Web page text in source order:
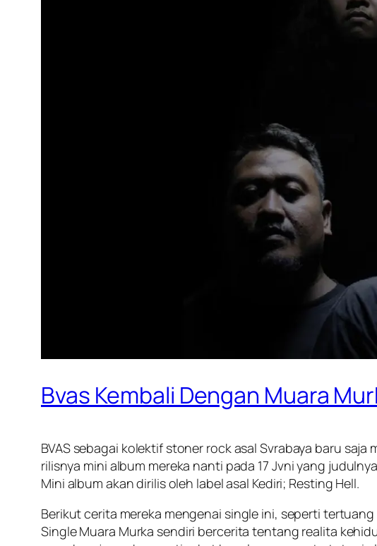
Bvas Kembali Dengan Muara
BVAS sebagai kolektif stoner rock asal Svrabaya baru
rilisnya mini album mereka nanti pada 17 Jvni yang
Mini album akan dirilis oleh label asal Kediri; Resting Hell.
Berikut cerita mereka mengenai single ini, seperti tertuang
Single Muara Murka sendiri bercerita tentang realita